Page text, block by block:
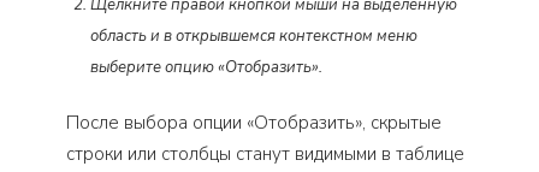
Щелкните правой кнопкой мыши на выделенную
область и в открывшемся контекстном меню
выберите опцию «Отобразить».
После выбора опции «Отобразить», скрытые
строки или столбцы станут видимыми в таблице